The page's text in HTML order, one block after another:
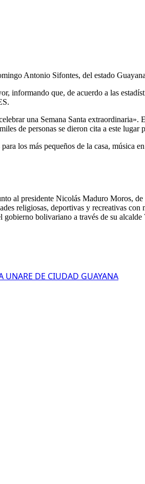
Antonio Sifontes, del estado
informando que, de acuerdo a las
una Semana Santa extraordinaria».
de personas se dieron cita a este
los más pequeños de la casa,
al presidente Nicolás Maduro Moros,
religiosas, deportivas y recreativas
bolivariano a través de su alcalde
UNARE DE CIUDAD GUAYANA